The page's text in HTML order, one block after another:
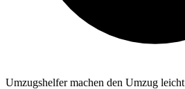
Umzugshelfer machen den Umzug leicht